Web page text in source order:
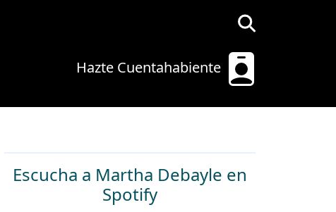
Hazte Cuentahabiente
Escucha a Martha Debayle en
Spotify